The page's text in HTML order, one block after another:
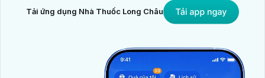
Tải ứng dụng Nhà Thuốc Long Châu